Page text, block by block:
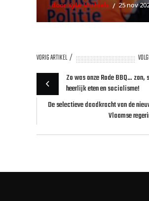
door Kyle Michiels 25 nov
VORIG ARTIKEL
Zo was onze Rode BBQ… zon,
heerlijk eten en socialisme!
De selectieve daadkracht van de
Vlaamse